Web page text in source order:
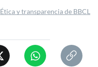
Ética y transparencia de BBCL